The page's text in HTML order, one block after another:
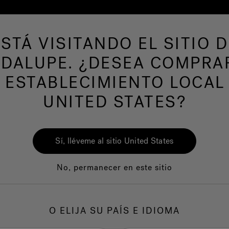
hidromasaje Más productos Nuestra
Servicio al
VISITANDO EL SITIO
¿DESEA
ESTABLECIMIENTO LOCAL
UNITED STATES?
Sí, lléveme al sitio United States
No, permanecer en este sitio
O ELIJA SU PAÍS E IDIOMA